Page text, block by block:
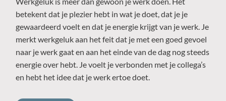
betekent dat je plezier hebt in wat je doet, dat je je
gewaardeerd voelt en dat je energie krijgt van je werk. Je
merkt werkgeluk aan het feit dat je met een goed gevoel
naar je werk gaat en aan het einde van de dag nog steeds
energie over hebt. Je voelt je verbonden met je collega’s
en hebt het idee dat je werk ertoe doet.